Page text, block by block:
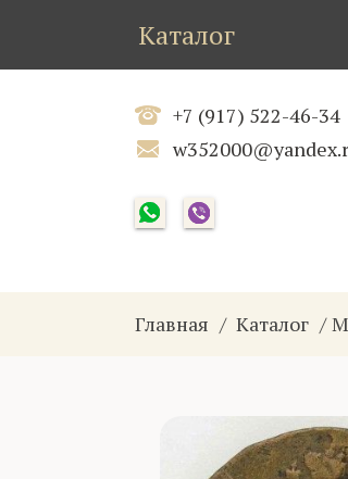
Каталог
+7 (917) 522-46-34
Главная Каталог